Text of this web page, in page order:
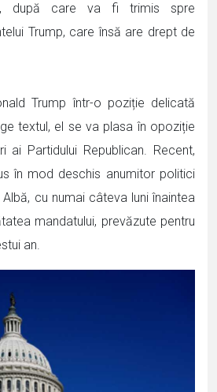
după care va fi trimis spre
Trump, care însă are drept de
Trump într-o poziție delicată
textul, el se va plasa în opoziție
ai Partidului Republican. Recent,
în mod deschis anumitor politici
cu numai câteva luni înaintea
mandatului, prevăzute pentru
an.